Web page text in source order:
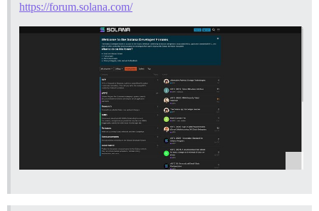
https://forum.solana.com/